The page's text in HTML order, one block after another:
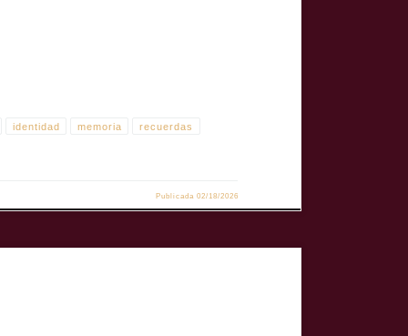
identidad memoria recuerdas
Publicada 02/18/2026